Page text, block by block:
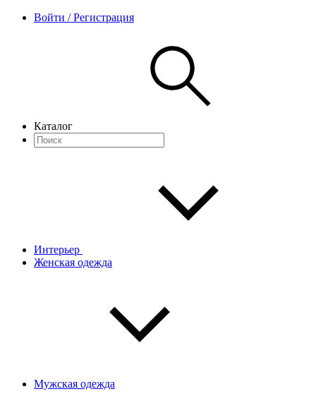
Войти / Регистрация
Каталог
Интерьер
Женская одежда
Мужская одежда